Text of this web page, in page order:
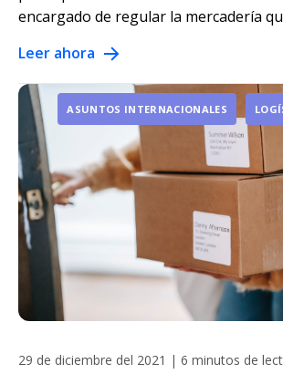
encargado de regular la mercadería
Leer ahora
ASUNTOS INTERNACIONALES
29 de diciembre del 2021 | 6 minutos de